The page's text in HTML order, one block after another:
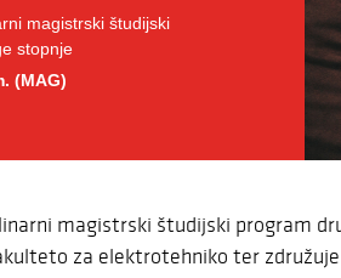
magistrski študijski
stopnje
(MAG)
magistrski študijski program
za elektrotehniko ter